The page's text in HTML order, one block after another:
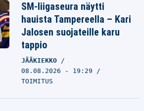
SM-liigaseura näytti
hauista Tampereella – Kari
Jalosen suojateille karu
tappio
JÄÄKIEKKO
08.08.2026 - 19:29
TOIMITUS